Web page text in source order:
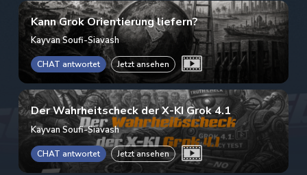
Kann Grok Orientierung liefern?
Kayvan Soufi-Siavash
CHAT antwortet Jetzt ansehen
Der Wahrheitscheck der X-KI Grok 4.1
Kayvan Soufi-Siavash
CHAT antwortet Jetzt ansehen